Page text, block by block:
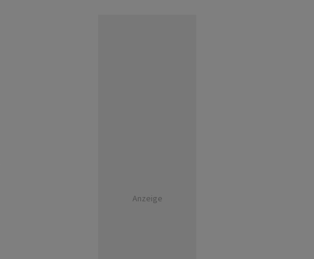
Anzeige